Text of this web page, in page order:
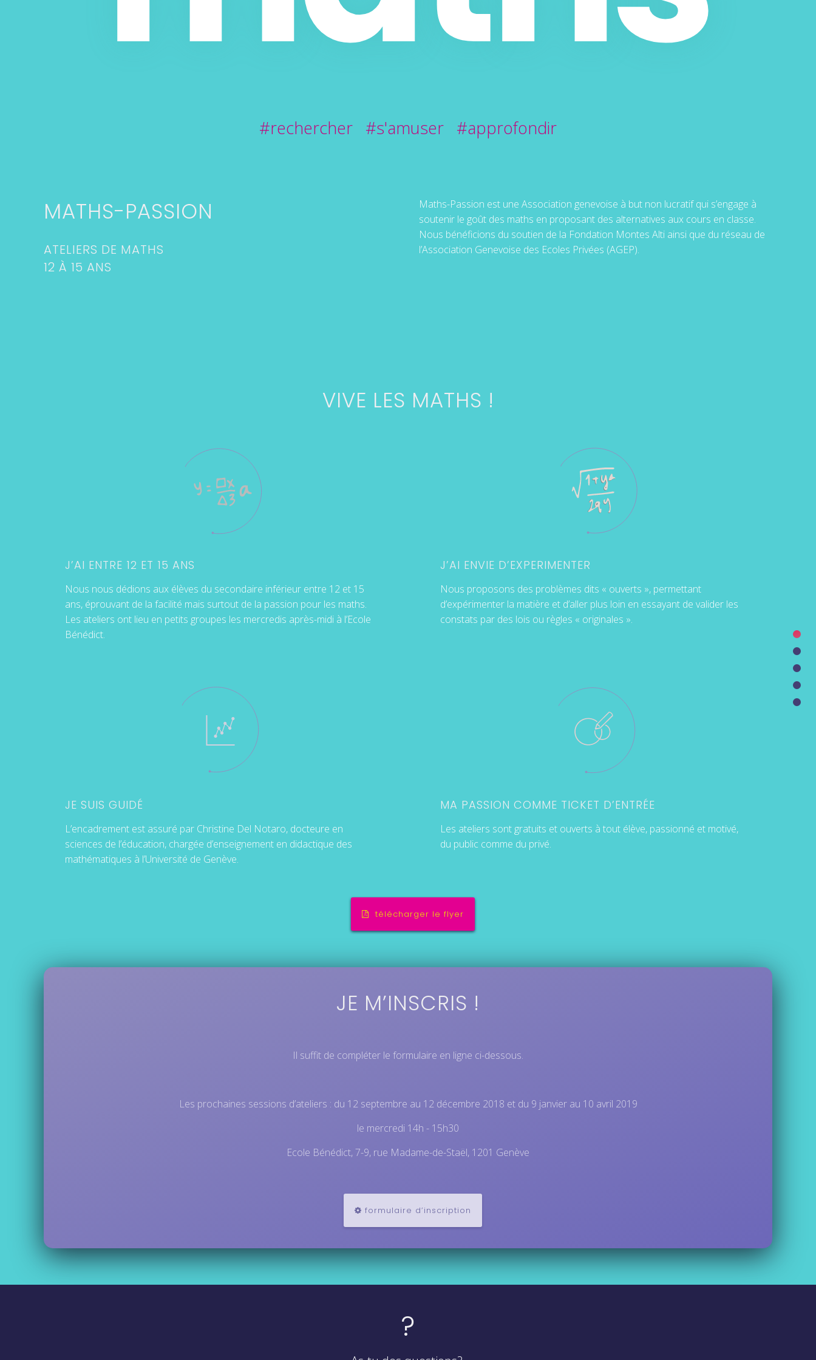
#rechercher #s'amuser #approfondir
MATHS-PASSION
ATELIERS DE MATHS
12 À 15 ANS
Maths-Passion est une Association genevoise à but non lucratif qui s’engage à
soutenir le goût des maths en proposant des alternatives aux cours en classe.
Nous bénéficions du soutien de la Fondation Montes Alti ainsi que du réseau de
l’Association Genevoise des Ecoles Privées (AGEP).
VIVE LES MATHS !
J’AI ENTRE 12 ET 15 ANS
Nous nous dédions aux élèves du secondaire inférieur entre 12 et 15
ans, éprouvant de la facilité mais surtout de la passion pour les maths.
Les ateliers ont lieu en petits groupes les mercredis après-midi à l’Ecole
Bénédict.
J’AI ENVIE D’EXPERIMENTER
Nous proposons des problèmes dits « ouverts », permettant
d’expérimenter la matière et d’aller plus loin en essayant de valider les
constats par des lois ou règles « originales ».
JE SUIS GUIDÉ
L’encadrement est assuré par Christine Del Notaro, docteure en
sciences de l’éducation, chargée d’enseignement en didactique des
mathématiques à l’Université de Genève.
MA PASSION COMME TICKET D’ENTRÉE
Les ateliers sont gratuits et ouverts à tout élève, passionné et motivé,
du public comme du privé.
télécharger le flyer
JE M’INSCRIS !
Il suffit de compléter le formulaire en ligne ci-dessous.
Les prochaines sessions d’ateliers : du 12 septembre au 12 décembre 2018 et du 9 janvier au 10 avril 2019
le mercredi 14h - 15h30
Ecole Bénédict, 7-9, rue Madame-de-Staël, 1201 Genève
formulaire d’inscription
?